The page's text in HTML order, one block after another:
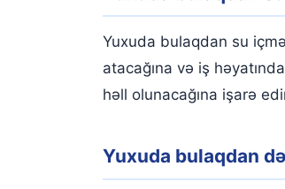
Yuxuda bulaqdan su
atacağına və iş
həll olunacağına işarə
Yuxuda bulaqdan